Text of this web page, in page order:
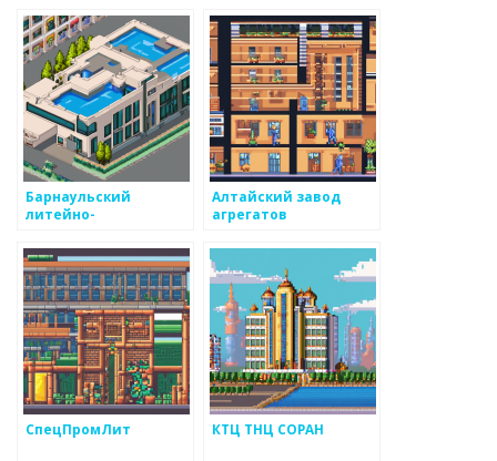
Барнаульский
литейно-
Алтайский завод
агрегатов
СпецПромЛит КТЦ ТНЦ СОРАН